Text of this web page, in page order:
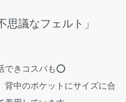
議なフェルト」
できコスパも⭕️
中のポケットにサイズに合